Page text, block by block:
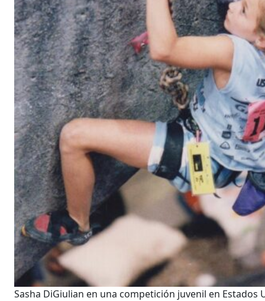
Sasha DiGiulian en una competición juvenil en Estados